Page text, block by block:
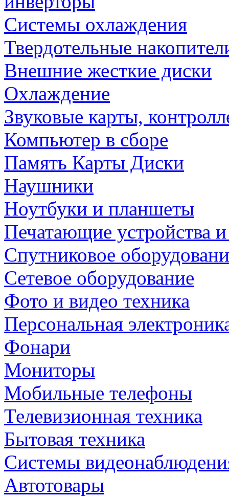
Системы охлаждения
Твердотельные
Внешние жесткие диски
Охлаждение
Звуковые карты,
Компьютер в сборе
Память Карты Диски
Наушники
Ноутбуки и планшеты
Печатающие устройства
Спутниковое
Сетевое оборудование
Фото и видео техника
Персональная
Фонари
Мониторы
Мобильные телефоны
Телевизионная техника
Бытовая техника
Cистемы
Автотовары